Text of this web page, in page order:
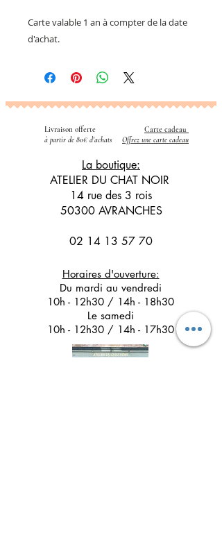
Carte valable 1 an à compter de la date
d'achat.
Livraison offerte
à partir de 80€ d'achats
Carte cadeau
Offrez une carte cadeau
La boutique:
ATELIER DU CHAT NOIR
14 rue des 3 rois
50300 AVRANCHES
02 14 13 57 70
Horaires d'ouverture:
Du mardi au vendredi
10h - 12h30 / 14h - 18h30
Le samedi
10h - 12h30 / 14h - 17h30